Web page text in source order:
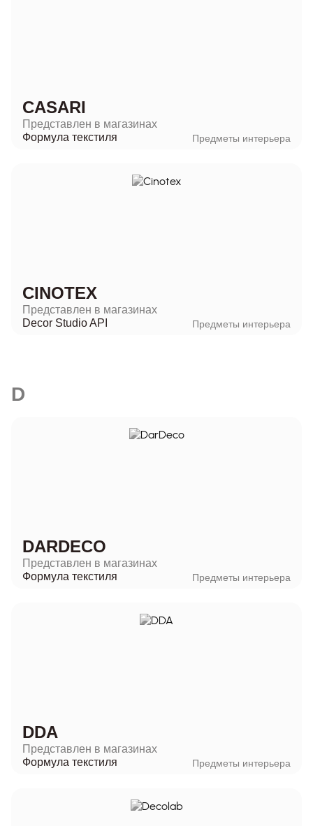
CASARI
Представлен в магазинах
Формула текстиля
Предметы интерьера
CINOTEX
Представлен в магазинах
Decor Studio API
Предметы интерьера
D
DARDECO
Представлен в магазинах
Формула текстиля
Предметы интерьера
DDA
Представлен в магазинах
Формула текстиля
Предметы интерьера